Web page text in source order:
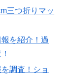
三つ折りマッ
を紹介！過
調査！ショ